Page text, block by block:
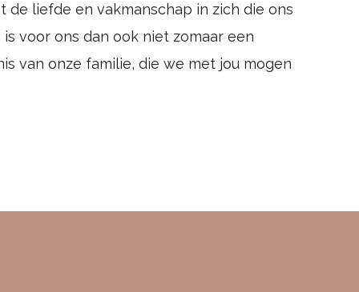
de liefde en vakmanschap in zich die ons
voor ons dan ook niet zomaar een
van onze familie, die we met jou mogen